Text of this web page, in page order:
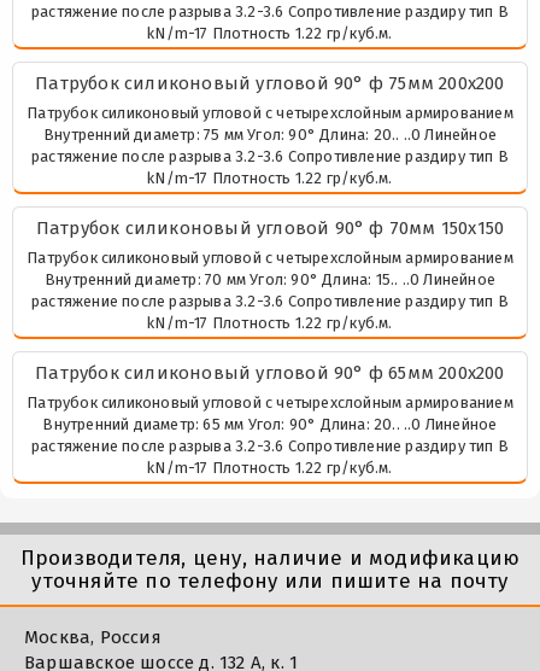
растяжение после разрыва 3.2-3.6 Сопротивление раздиру тип В
kN/m-17 Плотность 1.22 гр/куб.м.
Патрубок силиконовый угловой 90° ф 75мм 200х200
Патрубок силиконовый угловой с четырехслойным армированием
Внутренний диаметр: 75 мм Угол: 90° Длина: 20.. ..0 Линейное
растяжение после разрыва 3.2-3.6 Сопротивление раздиру тип В
kN/m-17 Плотность 1.22 гр/куб.м.
Патрубок силиконовый угловой 90° ф 70мм 150х150
Патрубок силиконовый угловой с четырехслойным армированием
Внутренний диаметр: 70 мм Угол: 90° Длина: 15.. ..0 Линейное
растяжение после разрыва 3.2-3.6 Сопротивление раздиру тип В
kN/m-17 Плотность 1.22 гр/куб.м.
Патрубок силиконовый угловой 90° ф 65мм 200х200
Патрубок силиконовый угловой с четырехслойным армированием
Внутренний диаметр: 65 мм Угол: 90° Длина: 20.. ..0 Линейное
растяжение после разрыва 3.2-3.6 Сопротивление раздиру тип В
kN/m-17 Плотность 1.22 гр/куб.м.
Производителя, цену, наличие и модификацию
уточняйте по телефону или пишите на почту
Москва, Россия
Варшавское шоссе д. 132 А, к. 1